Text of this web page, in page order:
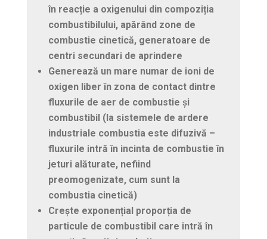
în reacție a oxigenuluidin compoziția
combustibilului, apărândzone de
combustie cinetică, generatoare de
centri secundaride aprindere
Generează un mare numar de ionide
oxigenliber în zona de contact dintre
fluxurile de aer de combustie și
combustibil(la sistemele de ardere
industriale combustia este difuzivă –
fluxurile intră în incinta de combustie în
jeturi alăturate, nefiind
preomogenizate, cum suntla
combustia cinetică)
Crește exponențial proporția de
particule de combustibilcare intră în